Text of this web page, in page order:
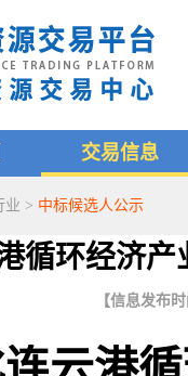
交易信息
业 > 中标候选人公示
循环经济
【信息发布